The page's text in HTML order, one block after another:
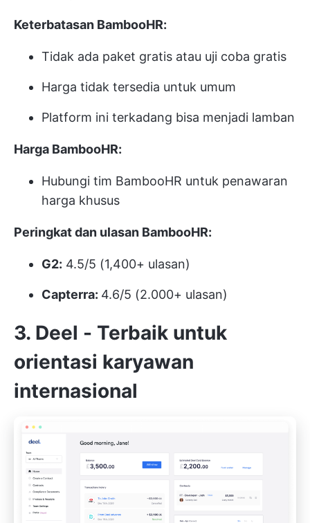
Keterbatasan BambooHR:
Tidak ada paket gratis atau uji coba gratis
Harga tidak tersedia untuk umum
Platform ini terkadang bisa menjadi lamban
Harga BambooHR:
Hubungi tim BambooHR untuk penawaran
harga khusus
Peringkat dan ulasan BambooHR:
G2: 4.5/5 (1,400+ ulasan)
Capterra: 4.6/5 (2.000+ ulasan)
3. Deel - Terbaik untuk
orientasi karyawan
internasional